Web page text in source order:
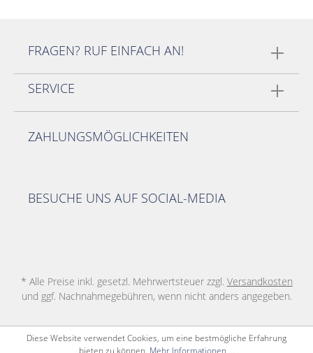
FRAGEN? RUF EINFACH AN!
SERVICE
ZAHLUNGSMÖGLICHKEITEN
BESUCHE UNS AUF SOCIAL-MEDIA
* Alle Preise inkl. gesetzl. Mehrwertsteuer zzgl. Versandkosten
und ggf. Nachnahmegebühren, wenn nicht anders angegeben.
Diese Website verwendet Cookies, um eine bestmögliche Erfahrung
bieten zu können. Mehr Informationen ...